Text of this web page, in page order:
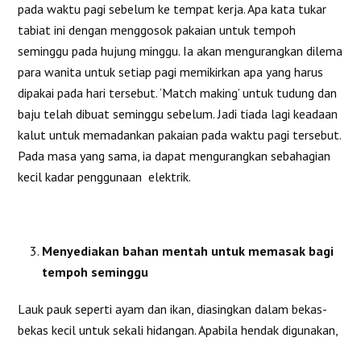
pada waktu pagi sebelum ke tempat kerja. Apa kata tukar
tabiat ini dengan menggosok pakaian untuk tempoh
seminggu pada hujung minggu. Ia akan mengurangkan dilema
para wanita untuk setiap pagi memikirkan apa yang harus
dipakai pada hari tersebut. ‘Match making’ untuk tudung dan
baju telah dibuat seminggu sebelum. Jadi tiada lagi keadaan
kalut untuk memadankan pakaian pada waktu pagi tersebut.
Pada masa yang sama, ia dapat mengurangkan sebahagian
kecil kadar penggunaan elektrik.
Menyediakan bahan mentah untuk memasak bagi
tempoh seminggu
Lauk pauk seperti ayam dan ikan, diasingkan dalam bekas-
bekas kecil untuk sekali hidangan. Apabila hendak digunakan,